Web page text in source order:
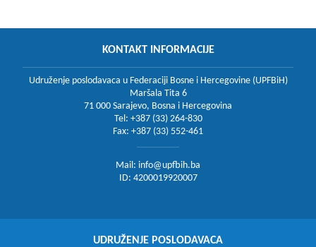
KONTAKT INFORMACIJE
Udruženje poslodavaca u Federaciji Bosne i Hercegovine (UPFBiH)
Maršala Tita 6
71 000 Sarajevo, Bosna i Hercegovina
Tel: +387 (33) 264-830
Fax: +387 (33) 552-461
Mail: info@upfbih.ba
ID: 4200019920007
UDRUŽENJE POSLODAVACA